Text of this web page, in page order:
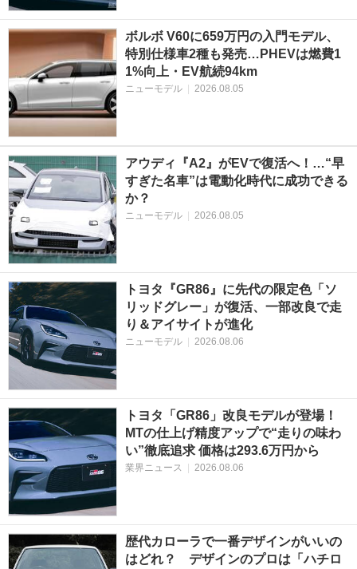
ボルボ V60に659万円の入門モデル、
特別仕様車2種も発売…PHEVは燃費1
1%向上・EV航続94km
ニューモデル 2026.08.05
アウディ『A2』がEVで復活へ！…“早
すぎた名車”は電動化時代に成功できる
か？
ニューモデル 2026.08.05
トヨタ『GR86』に先代の限定色「ソ
リッドグレー」が復活、一部改良で走
り＆アイサイトが進化
ニューモデル 2026.08.06
トヨタ「GR86」改良モデルが登場！
MTの仕上げ精度アップで“走りの味わ
い”徹底追求 価格は293.6万円から
業界ニュース 2026.08.06
歴代カローラで一番デザインがいいの
はどれ？ デザインのプロは「ハチロ